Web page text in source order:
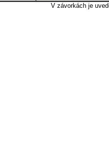
V závorkách je